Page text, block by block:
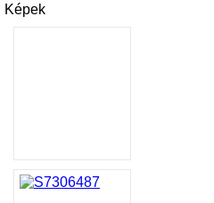
Képek